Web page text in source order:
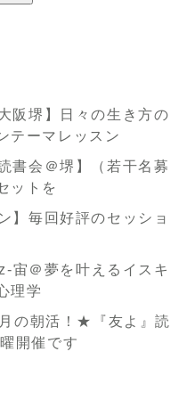
阪堺】日々の生き方の
テーマレッスン
書会＠堺】（若干名募
ットを
】毎回好評のセッショ
＠夢を叶えるイスキ
理学
の朝活！★『友よ』読
開催です